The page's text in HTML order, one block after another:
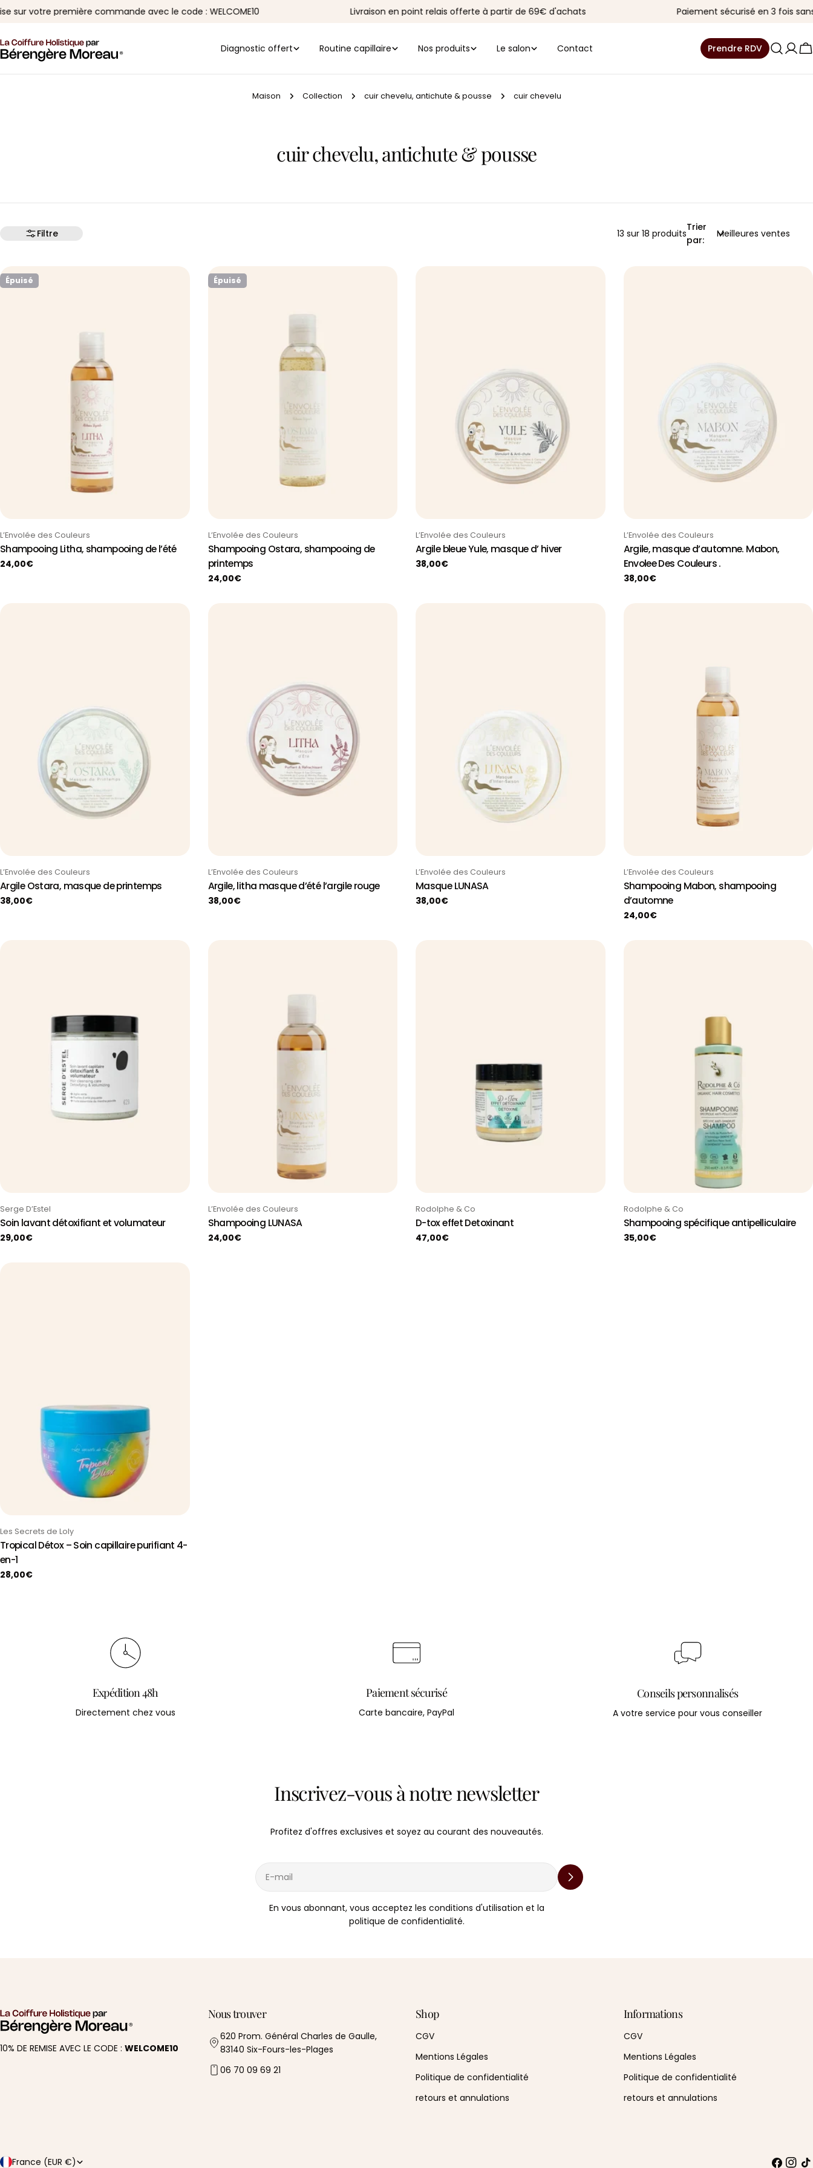
Aller
première commande avec le code : WELCOME10 Livraison en point relais offerte à partir de 69€ d'achats Paiement sécurisé en 3 fois sans frais
Diagnostic offert Routine capillaire Nos produits Le salon Contact Prendre RDV
Se
Maison Collection cuir chevelu, antichute & pousse cuir chevelu
C
l
o
cuir chevelu, antichute & pousse
Filtre 13 sur 18 produits
Trier
par:
Épuisé
Taper:
L’Envolée des Couleurs
Shampooing Litha, shampooing de l’été
Prix
24,00€
Épuisé
Taper:
L’Envolée des Couleurs
Shampooing Ostara, shampooing de
printemps
Prix
24,00€
Taper:
L’Envolée des Couleurs
Argile bleue Yule, masque d’ hiver
Prix
38,00€
Taper:
L’Envolée des Couleurs
Argile, masque d’automne. Mabon,
Envolee Des Couleurs .
Prix
38,00€
Taper:
L’Envolée des Couleurs
Argile Ostara, masque de printemps
Prix
38,00€
Taper:
L’Envolée des Couleurs
Argile, litha masque d’été l’argile rouge
Prix
38,00€
Taper:
L’Envolée des Couleurs
Masque LUNASA
Prix
38,00€
Taper:
L’Envolée des Couleurs
Shampooing Mabon, shampooing
d’automne
Prix
24,00€
Taper:
Serge D’Estel
Soin lavant détoxifiant et volumateur
Prix
29,00€
Taper:
L’Envolée des Couleurs
Shampooing LUNASA
Prix
24,00€
Taper:
Rodolphe & Co
D-tox effet Detoxinant
Prix
47,00€
Taper:
Rodolphe & Co
Shampooing spécifique antipelliculaire
Prix
35,00€
Taper:
Les Secrets de Loly
Tropical Détox – Soin capillaire purifiant 4-
en-1
Prix
28,00€
Expédition 48h
Directement chez vous
Paiement sécurisé
Carte bancaire, PayPal
Conseils personnalisés
A votre service pour vous conseiller
Inscrivez-vous à notre newsletter
Profitez d'offres exclusives et soyez au courant des nouveautés.
E-
mail
En vous abonnant, vous acceptez les conditions d'utilisation et la
politique de confidentialité.
10% DE REMISE AVEC LE CODE : WELCOME10
Nous trouver
620 Prom. Général Charles de Gaulle,
83140 Six-Fours-les-Plages
06 70 09 69 21
Shop
CGV
Mentions Légales
Politique de confidentialité
retours et annulations
Informations
CGV
Mentions Légales
Politique de confidentialité
retours et annulations
France (EUR €) Facebook
TIC